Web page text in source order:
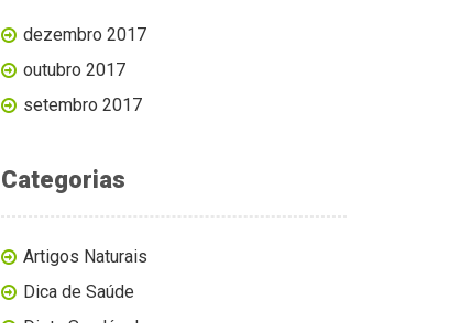
dezembro 2017
outubro 2017
setembro 2017
Categorias
Artigos Naturais
Dica de Saúde